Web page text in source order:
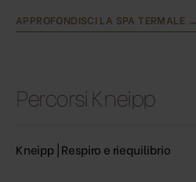
APPROFONDISCI LA SPA TERMALE →
Percorsi Kneipp
Kneipp | Respiro e riequilibrio